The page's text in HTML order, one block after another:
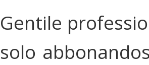
Gentile
solo